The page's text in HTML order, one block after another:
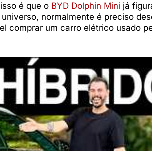
é que o BYD Dolphin Mini já
normalmente é preciso
comprar um carro elétrico usado